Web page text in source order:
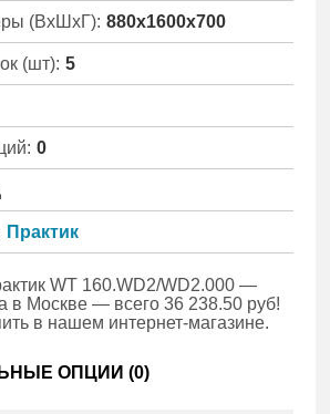
(ВхШхГ): 880x1600x700
(шт): 5
0
Практик
WT 160.WD2/WD2.000 —
в Москве — всего 36 238.50 руб!
в нашем интернет-магазине.
ОПЦИИ (0)